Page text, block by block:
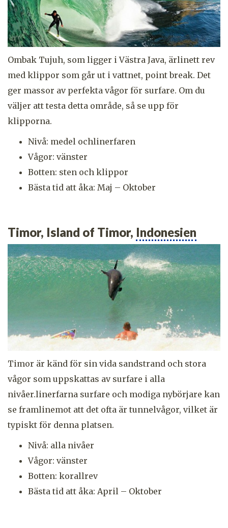
Ombak Tujuh, som ligger i Västra Java, ärlinett rev
med klippor som går ut i vattnet, point break. Det
ger massor av perfekta vågor för surfare. Om du
väljer att testa detta område, så se upp för
klipporna.
Nivå: medel ochlinerfaren
Vågor: vänster
Botten: sten och klippor
Bästa tid att åka: Maj – Oktober
Timor, Island of Timor, Indonesien
Timor är känd för sin vida sandstrand och stora
vågor som uppskattas av surfare i alla
nivåer.linerfarna surfare och modiga nybörjare kan
se framlinemot att det ofta är tunnelvågor, vilket är
typiskt för denna platsen.
Nivå: alla nivåer
Vågor: vänster
Botten: korallrev
Bästa tid att åka: April – Oktober